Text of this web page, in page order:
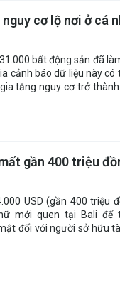
cơ lộ nơi ở cá
bất động sản đã
cảnh báo dữ liệu này có
tăng nguy cơ trở
gần 400 triệu
USD (gần 400 triệu
mới quen tại Bali để
đối với người sở hữu